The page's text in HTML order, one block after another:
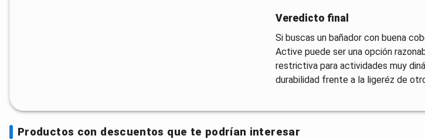
Veredicto final
Si buscas un bañador con buena
Active puede ser una opción
restrictiva para actividades muy
durabilidad frente a la ligeréz de
Productos con descuentos que te podrían interesar